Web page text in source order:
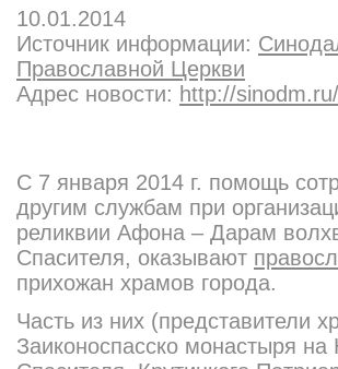
10.01.2014
Источник информации:
Православной Церкви
Адрес новости: http://
С 7 января 2014 г. помощь
другим службам при
реликвии Афона – Дарам
Спасителя, оказывают
прихожан храмов города.
Часть из них (представители
Заиконоспасско монастыря